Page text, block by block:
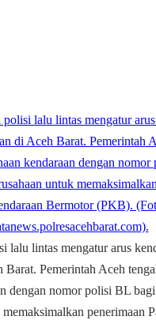
lalu lintas mengatur arus
Barat. Pemerintah Aceh
dengan nomor polisi BL
penerimaan